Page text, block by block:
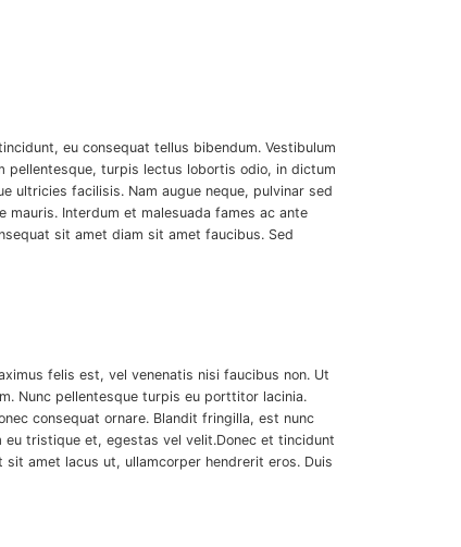
eu consequat tellus bibendum. Vestibulum
pellentesque, turpis lectus lobortis odio, in dictum
ultricies facilisis. Nam augue neque, pulvinar sed
Interdum et malesuada fames ac ante
sit amet diam sit amet faucibus. Sed
felis est, vel venenatis nisi faucibus non. Ut
Nunc pellentesque turpis eu porttitor lacinia.
consequat ornare. Blandit fringilla, est nunc
eu tristique et, egestas vel velit.Donec et tincidunt
amet lacus ut, ullamcorper hendrerit eros. Duis